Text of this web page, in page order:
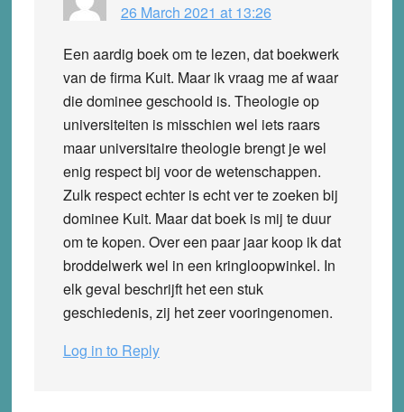
26 March 2021 at 13:26
Een aardig boek om te lezen, dat boekwerk
van de firma Kuit. Maar ik vraag me af waar
die dominee geschoold is. Theologie op
universiteiten is misschien wel iets raars
maar universitaire theologie brengt je wel
enig respect bij voor de wetenschappen.
Zulk respect echter is echt ver te zoeken bij
dominee Kuit. Maar dat boek is mij te duur
om te kopen. Over een paar jaar koop ik dat
broddelwerk wel in een kringloopwinkel. In
elk geval beschrijft het een stuk
geschiedenis, zij het zeer vooringenomen.
Log in to Reply